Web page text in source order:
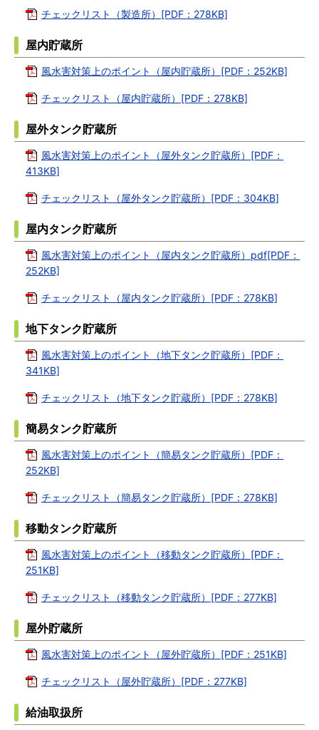
チェックリスト（製造所）[PDF：278KB]
屋内貯蔵所
風水害対策上のポイント（屋内貯蔵所）[PDF：252KB]
チェックリスト（屋内貯蔵所）[PDF：278KB]
屋外タンク貯蔵所
風水害対策上のポイント（屋外タンク貯蔵所）[PDF：
413KB]
チェックリスト（屋外タンク貯蔵所）[PDF：304KB]
屋内タンク貯蔵所
風水害対策上のポイント（屋内タンク貯蔵所）pdf[PDF：
252KB]
チェックリスト（屋内タンク貯蔵所）[PDF：278KB]
地下タンク貯蔵所
風水害対策上のポイント（地下タンク貯蔵所）[PDF：
341KB]
チェックリスト（地下タンク貯蔵所）[PDF：278KB]
簡易タンク貯蔵所
風水害対策上のポイント（簡易タンク貯蔵所）[PDF：
252KB]
チェックリスト（簡易タンク貯蔵所）[PDF：278KB]
移動タンク貯蔵所
風水害対策上のポイント（移動タンク貯蔵所）[PDF：
251KB]
チェックリスト（移動タンク貯蔵所）[PDF：277KB]
屋外貯蔵所
風水害対策上のポイント（屋外貯蔵所）[PDF：251KB]
チェックリスト（屋外貯蔵所）[PDF：277KB]
給油取扱所